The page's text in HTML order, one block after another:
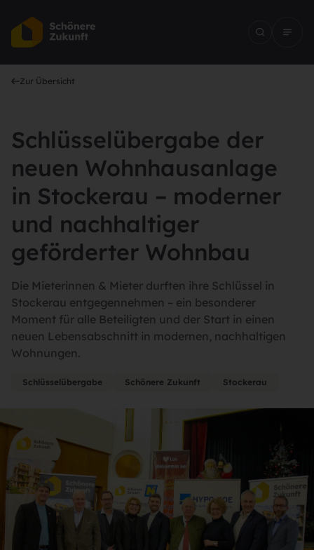
Zur Übersicht
Schlüsselübergabe der
neuen Wohnhausanlage
in Stockerau – moderner
und nachhaltiger
geförderter Wohnbau
Die Mieterinnen & Mieter durften ihre Schlüssel in
Stockerau entgegennehmen – ein besonderer
Moment für alle Beteiligten und der Start in einen
neuen Lebensabschnitt in modernen, nachhaltigen
Wohnungen.
Schlüsselübergabe Schönere Zukunft Stockerau